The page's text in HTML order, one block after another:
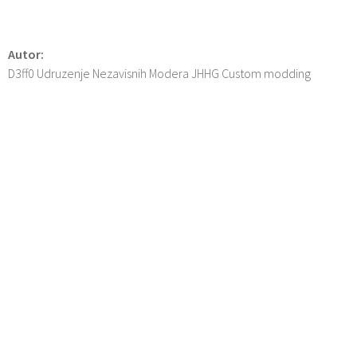
Autor:
D3ff0 Udruzenje Nezavisnih Modera JHHG Custom modding